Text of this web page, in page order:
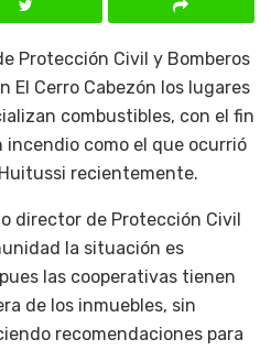
Protección Civil y Bomberos
El Cerro Cabezón los lugares
combustibles, con el fin
incendio como el que ocurrió
recientemente.
director de Protección Civil
la situación es
las cooperativas tienen
de los inmuebles, sin
recomendaciones para